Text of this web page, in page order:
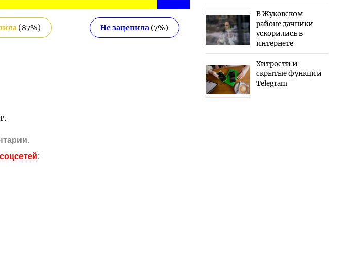
(87%) Не зацепила(7%)
:
В Жуковском
районе дачники
ускорились в
интернете
Хитрости и
скрытые функции
Telegram